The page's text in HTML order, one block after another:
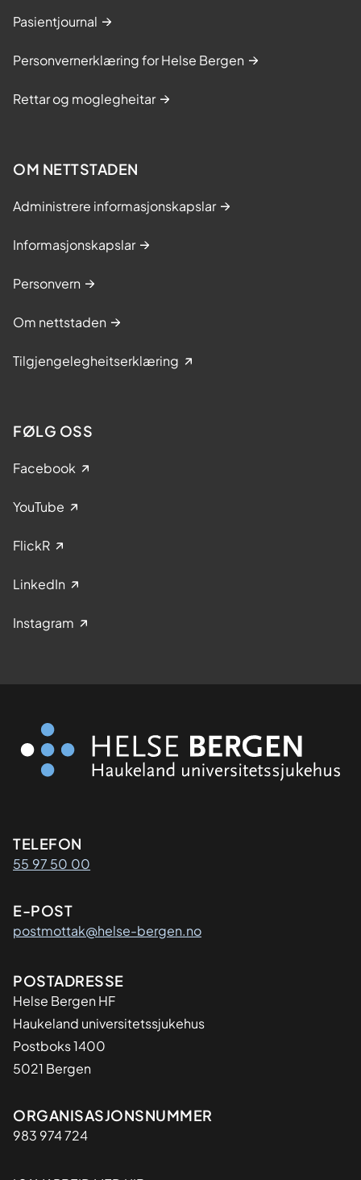
Pasientjournal
Personvernerklæring for Helse Bergen
Rettar og moglegheitar
OM NETTSTADEN
Administrere informasjonskapslar
Informasjonskapslar
Personvern
Om nettstaden
Tilgjengelegheitserklæring
FØLG OSS
Facebook
YouTube
FlickR
LinkedIn
Instagram
Kontaktinformasjon
TELEFON
55 97 50 00
E-POST
postmottak@helse-bergen.no
Adresse
POSTADRESSE
Helse Bergen HF
Haukeland universitetssjukehus
Postboks 1400
5021 Bergen
Organisasjon
ORGANISASJONSNUMMER
983 974 724